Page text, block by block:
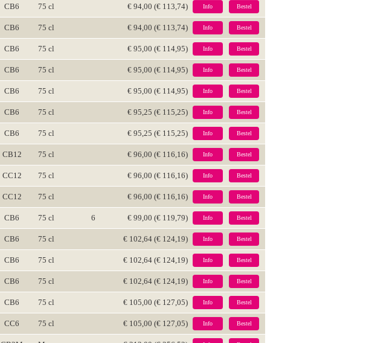
CB6 75 cl € 94,00 (€ 113,74) Info Bestel
CB6 75 cl € 94,00 (€ 113,74) Info Bestel
CB6 75 cl € 95,00 (€ 114,95) Info Bestel
CB6 75 cl € 95,00 (€ 114,95) Info Bestel
CB6 75 cl € 95,00 (€ 114,95) Info Bestel
CB6 75 cl € 95,25 (€ 115,25) Info Bestel
CB6 75 cl € 95,25 (€ 115,25) Info Bestel
CB12 75 cl € 96,00 (€ 116,16) Info Bestel
CC12 75 cl € 96,00 (€ 116,16) Info Bestel
CC12 75 cl € 96,00 (€ 116,16) Info Bestel
CB6 75 cl 6 € 99,00 (€ 119,79) Info Bestel
CB6 75 cl € 102,64 (€ 124,19) Info Bestel
CB6 75 cl € 102,64 (€ 124,19) Info Bestel
CB6 75 cl € 102,64 (€ 124,19) Info Bestel
CB6 75 cl € 105,00 (€ 127,05) Info Bestel
CC6 75 cl € 105,00 (€ 127,05) Info Bestel